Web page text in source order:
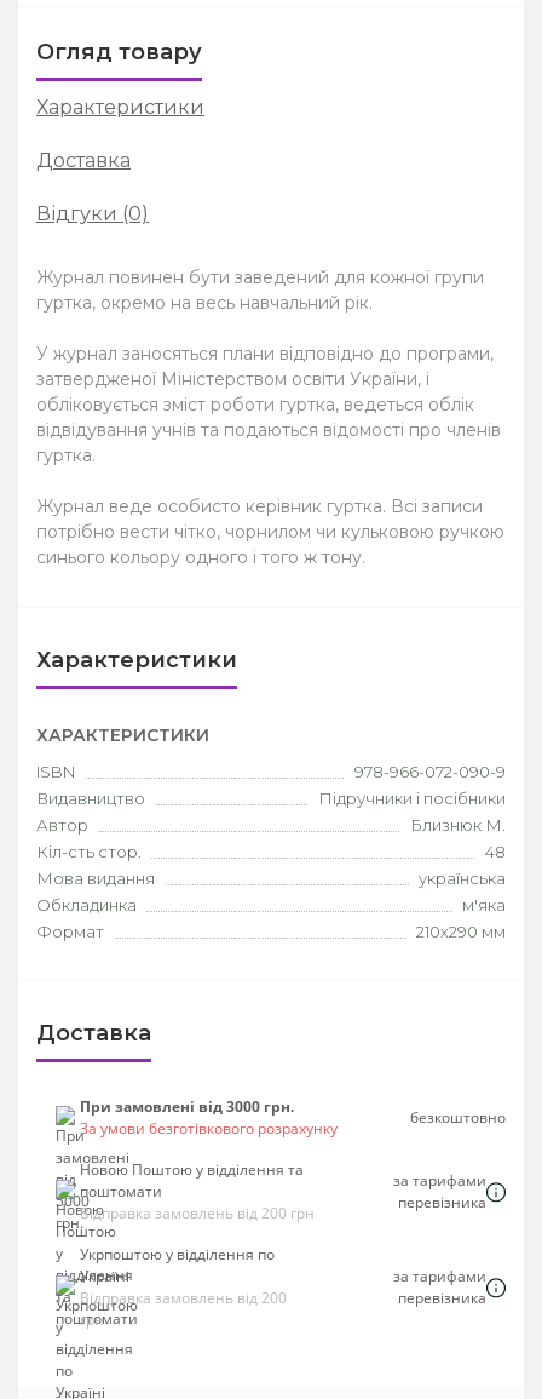
Огляд товару
Характеристики
Доставка
Відгуки (0)
Журнал повинен бути заведений для кожної групи
гуртка, окремо на весь навчальний рік.
У журнал заносяться плани відповідно до програми,
затвердженої Міністерством освіти України, і
обліковується зміст роботи гуртка, ведеться облік
відвідування учнів та подаються відомості про членів
гуртка.
Журнал веде особисто керівник гуртка. Всі записи
потрібно вести чітко, чорнилом чи кульковою ручкою
синього кольору одного і того ж тону.
Характеристики
ХАРАКТЕРИСТИКИ
ISBN
978-966-072-090-9
Видавництво
Підручники і посібники
Автор
Близнюк М.
Кіл-сть стор.
48
Мова видання
українська
Обкладинка
м'яка
Формат
210х290 мм
Доставка
При замовлені від 3000 грн.
За умови безготівкового розрахунку
безкоштовно
Новою Поштою у відділення та
поштомати
Відправка замовлень від 200 грн
за тарифами
перевізника
Укрпоштою у відділення по
Україні
Відправка замовлень від 200
грн
за тарифами
перевізника